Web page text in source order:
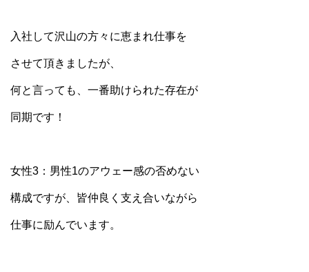
入社して沢山の方々に恵まれ仕事を
させて頂きましたが、
何と言っても、一番助けられた存在が
同期です！
女性3：男性1のアウェー感の否めない
構成ですが、皆仲良く支え合いながら
仕事に励んでいます。